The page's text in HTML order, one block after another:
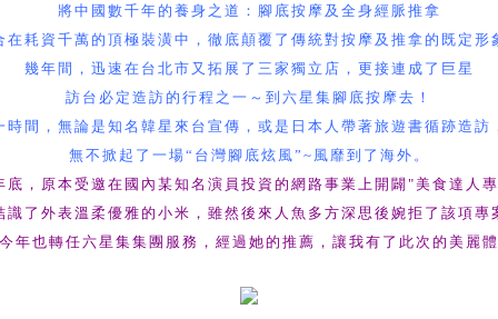
將中國數千年的養身之道：腳底按摩及全身經脈推拿
在耗資千萬的頂極裝潢中，徹底顛覆了傳統對按摩及推拿的既定形
幾年間，迅速在台北市又拓展了三家獨立店，更接連成了巨星
訪台必定造訪的行程之一～到六星集腳底按摩去！
時間，無論是知名韓星來台宣傳，或是日本人帶著旅遊書循跡造訪
無不掀起了一場“ 台灣腳底炫風”~ 風靡到了海外。
底，原本受邀在國內某知名演員投資的網路事業上開闢"美食達人
識了外表溫柔優雅的小米，雖然後來人魚多方深思後婉拒了該項專
年也轉任六星集集團服務，經過她的推薦，讓我有了此次的美麗